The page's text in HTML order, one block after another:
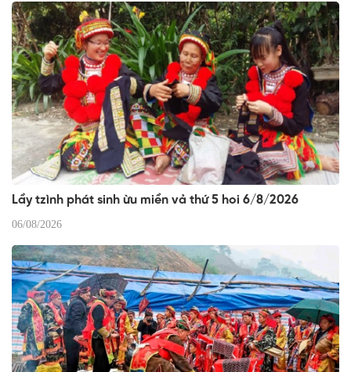
Lầy tzình phát sinh ừu miền vả thứ 5 hoi 6/8/2026
06/08/2026